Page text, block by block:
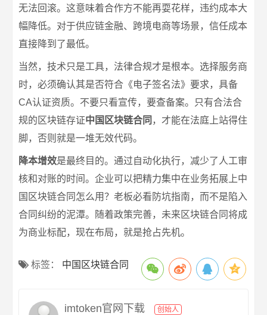
无法回滚。这意味着合作方不能再耍花样，违约成本大
幅降低。对于供应链金融、跨境电商等场景，信任成本
直接降到了最低。
当然，技术只是工具，法律合规才是根本。选择服务商
时，必须确认其是否符合《电子签名法》要求，具备
CA认证资质。不要只看宣传，要查备案。只有合法合
规的区块链存证中国区块链合同 ，才能在法庭上站得住
脚，否则就是一堆无效代码。
降本增效是最终目的。通过自动化执行，减少了人工审
核和对账的时间。企业可以把精力集中在业务拓展上中
国区块链合同怎么用？老板必看防坑指南，而不是陷入
合同纠纷的泥潭。随着政策完善，未来区块链合同将成
为商业标配，现在布局，就是抢占先机。
标签： 中国区块链合同
imtoken官网下载
创始人